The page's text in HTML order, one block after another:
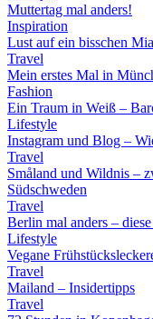
Muttertag mal anders!
Inspiration
Lust auf ein bisschen
Travel
Mein erstes Mal in
Fashion
Ein Traum in Weiß –
Lifestyle
Instagram und Blog –
Travel
Småland und Wildnis –
Südschweden
Travel
Berlin mal anders –
Lifestyle
Vegane
Travel
Mailand – Insidertipps
Travel